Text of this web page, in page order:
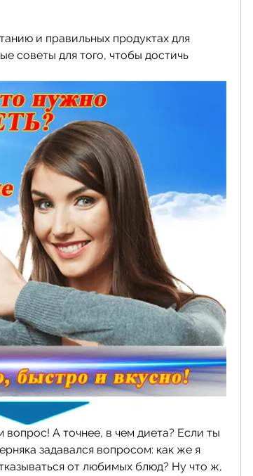
и правильных продуктах для
советы для того, чтобы достичь
вопрос! А точнее, в чем диета? Если ты
задавался вопросом: как же я
от любимых блюд? Ну что ж,